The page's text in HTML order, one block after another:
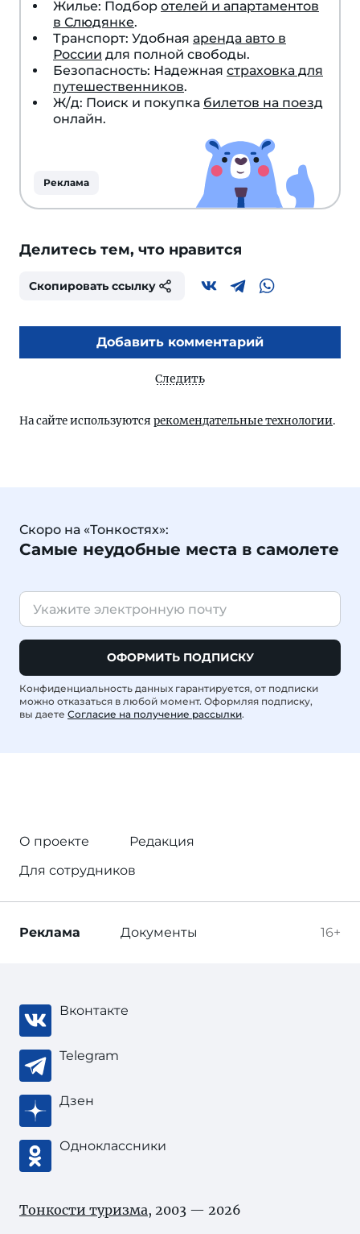
Жилье: Подбор отелей и апартаментов
в Слюдянке.
Транспорт: Удобная аренда авто в
России для полной свободы.
Безопасность: Надежная страховка для
путешественников.
Ж/д: Поиск и покупка билетов на поезд
онлайн.
Реклама
Делитесь тем, что нравится
Скопировать ссылку
Добавить комментарий
Следить
На сайте используются рекомендательные технологии.
Скоро на «Тонкостях»:
Самые неудобные места в самолете
ОФОРМИТЬ ПОДПИСКУ
Конфиденциальность данных гарантируется, от подписки
можно отказаться в любой момент. Оформляя подписку,
вы даете Согласие на получение рассылки.
О проекте
Редакция
Для сотрудников
16+
Реклама Документы
Вконтакте
Telegram
Дзен
Одноклассники
Тонкости туризма, 2003 — 2026